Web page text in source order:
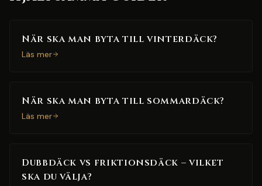
När ska man byta till vinterdäck?
Läs mer
När ska man byta till sommardäck?
Läs mer
Dubbdäck vs friktionsdäck – vilket
ska du välja?